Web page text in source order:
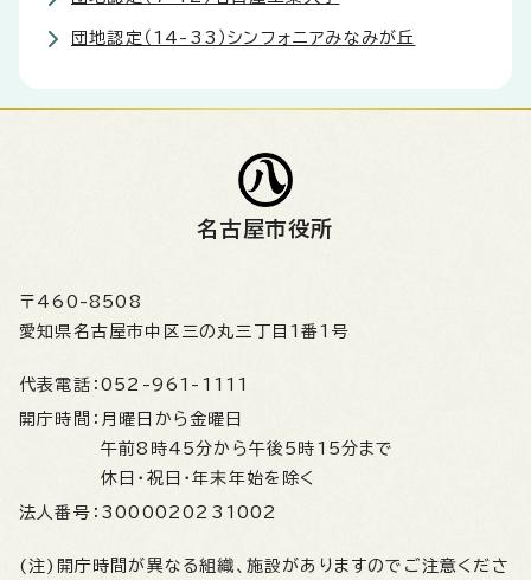
団地認定（14-33）シンフォニアみなみが丘
名古屋市役所
〒460-8508
愛知県名古屋市中区三の丸三丁目1番1号
代表電話： 052-961-1111
開庁時間： 月曜日から金曜日
午前8時45分から午後5時15分まで
休日・祝日・年末年始を除く
法人番号： 3000020231002
(注)開庁時間が異なる組織、施設がありますのでご注意くださ